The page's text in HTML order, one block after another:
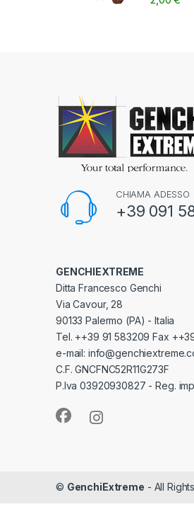
CHIAMA ADESSO
+39 091
GENCHIEXTREME
Ditta Francesco Genchi
Via Cavour, 28
90133 Palermo (PA) - Italia
Tel. ++39 91 583209 Fax
e-mail:
C.F. GNCFNC52R11G273F
P.Iva 03920930827 - Reg.
© GenchiExtreme - All